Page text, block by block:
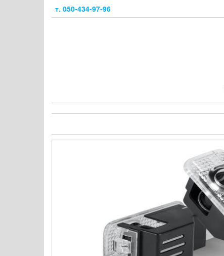
т. 050-434-97-96